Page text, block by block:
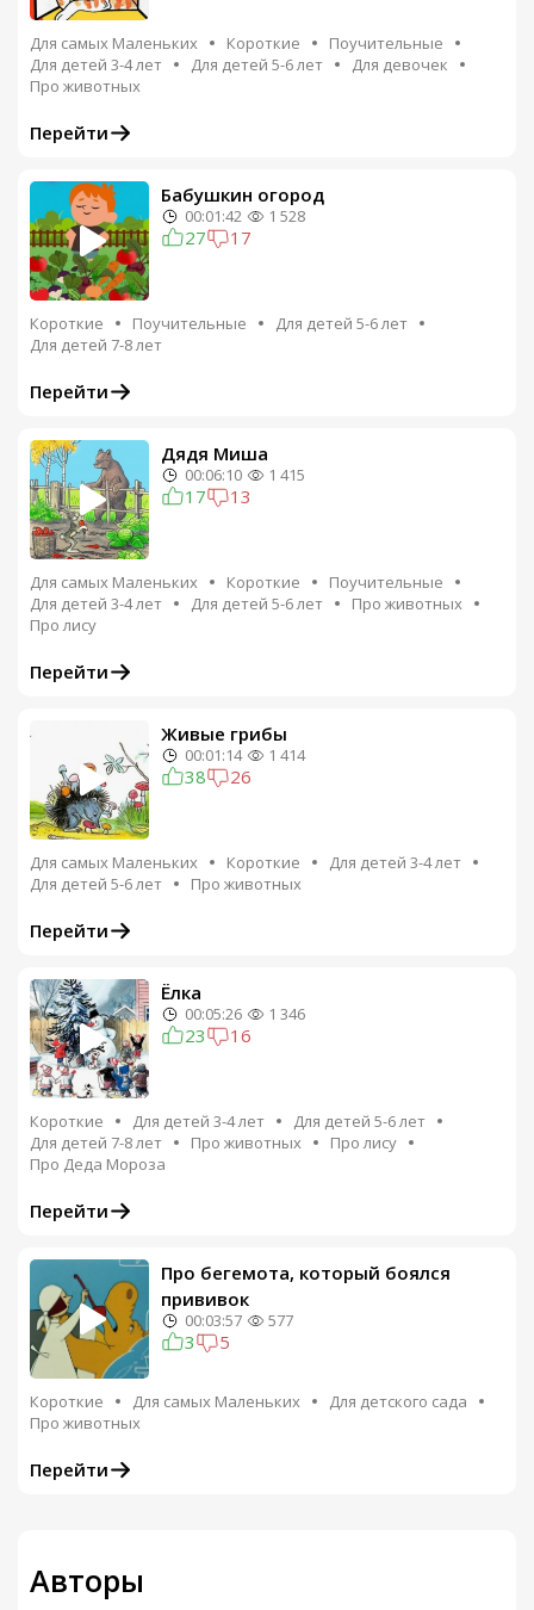
Для самых Маленьких Короткие
Поучительные
Для детей 3-4 лет
Для детей 5-6 лет
Для девочек
Про животных
Перейти
Бабушкин огород
00:01:42 1 528
27 17
Короткие Поучительные
Для детей 5-6 лет
Для детей 7-8 лет
Перейти
Дядя Миша
00:06:10 1 415
17 13
Для самых Маленьких Короткие
Поучительные
Для детей 3-4 лет
Для детей 5-6 лет
Про животных
Про лису
Перейти
Живые грибы
00:01:14 1 414
38 26
Для самых Маленьких Короткие
Для детей 3-4 лет
Для детей 5-6 лет
Про животных
Перейти
Ёлка
00:05:26 1 346
23 16
Короткие Для детей 3-4 лет
Для детей 5-6 лет
Для детей 7-8 лет
Про животных
Про лису
Про Деда Мороза
Перейти
Про бегемота, который боялся
прививок
00:03:57 577
3 5
Короткие Для самых Маленьких
Для детского сада
Про животных
Перейти
Авторы